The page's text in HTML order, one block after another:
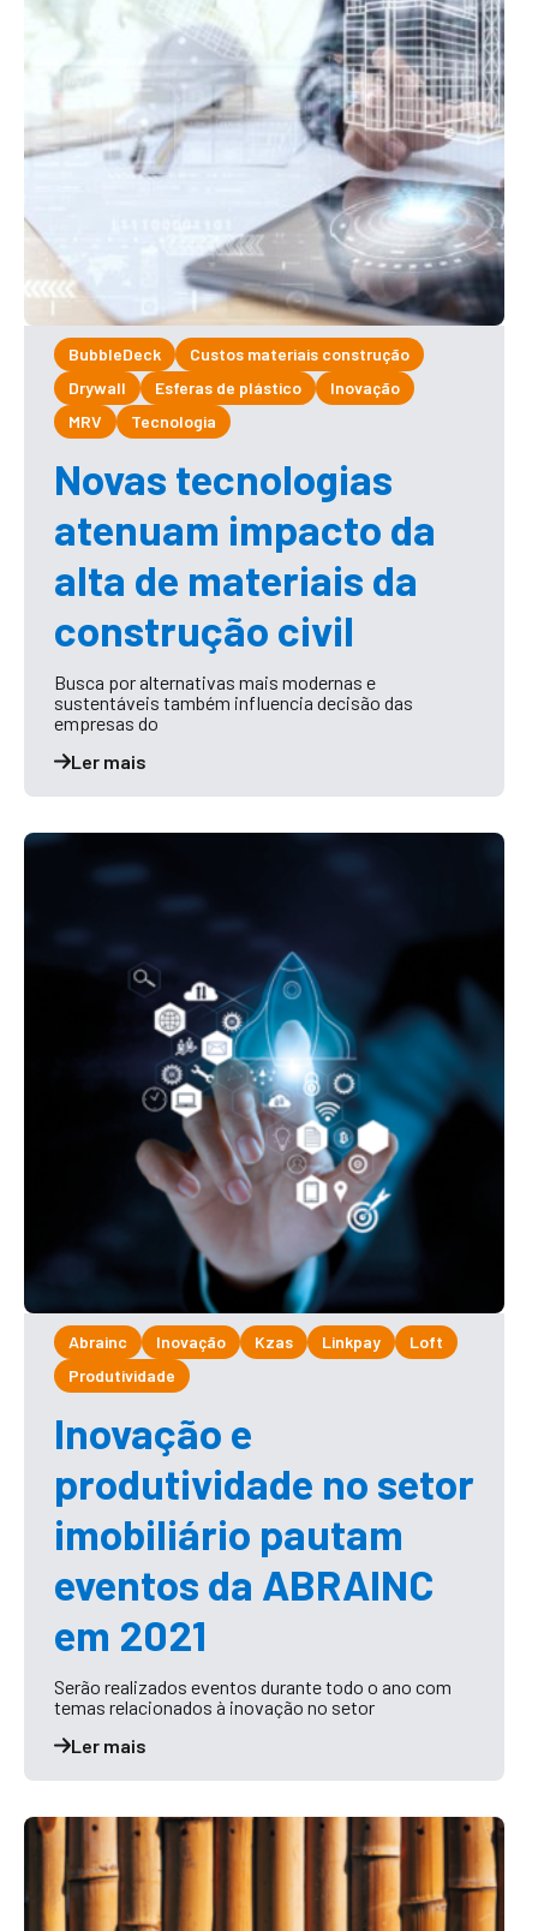
BubbleDeck
Custos materiais construção
Drywall
Esferas de plástico
Inovação
MRV
Tecnologia
Novas tecnologias
atenuam impacto da
alta de materiais da
construção civil
Busca por alternativas mais modernas e
sustentáveis também influencia decisão das
empresas do
Ler mais
Abrainc Inovação Kzas Linkpay
Loft
Produtividade
Inovação e
produtividade no setor
imobiliário pautam
eventos da ABRAINC
em 2021
Serão realizados eventos durante todo o ano com
temas relacionados à inovação no setor
Ler mais